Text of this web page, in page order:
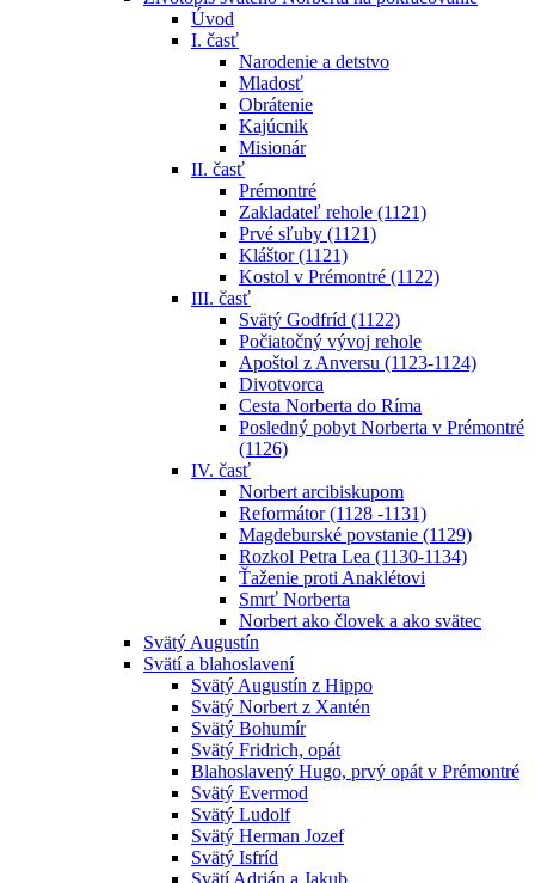
Úvod
I. časť
Narodenie a detstvo
Mladosť
Obrátenie
Kajúcnik
Misionár
II. časť
Prémontré
Zakladateľ rehole (1121)
Prvé sľuby (1121)
Kláštor (1121)
Kostol v Prémontré (1122)
III. časť
Svätý Godfríd (1122)
Počiatočný vývoj rehole
Apoštol z Anversu (1123-1124)
Divotvorca
Cesta Norberta do Ríma
Posledný pobyt Norberta v Prémontré
(1126)
IV. časť
Norbert arcibiskupom
Reformátor (1128 -1131)
Magdeburské povstanie (1129)
Rozkol Petra Lea (1130-1134)
Ťaženie proti Anaklétovi
Smrť Norberta
Norbert ako človek a ako svätec
Svätý Augustín
Svätí a blahoslavení
Svätý Augustín z Hippo
Svätý Norbert z Xantén
Svätý Bohumír
Svätý Fridrich, opát
Blahoslavený Hugo, prvý opát v Prémontré
Svätý Evermod
Svätý Ludolf
Svätý Herman Jozef
Svätý Isfríd
Svätí Adrián a Jakub